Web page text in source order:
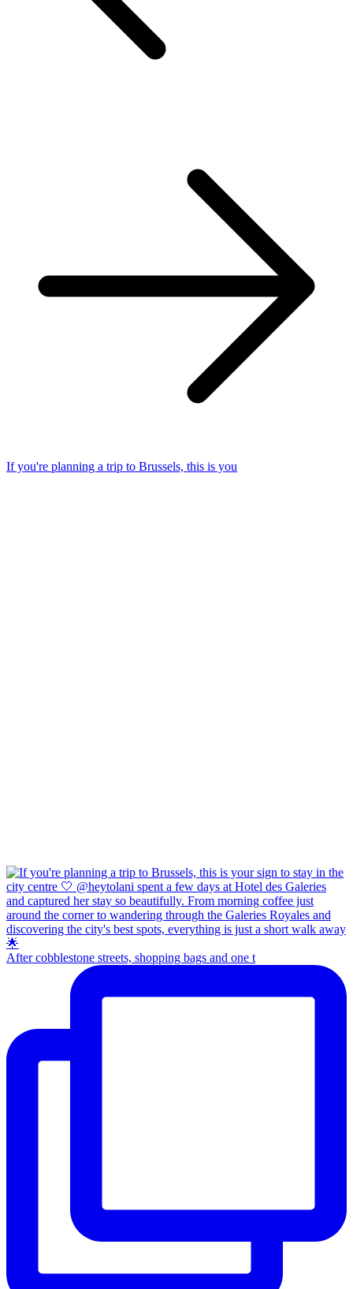
If you're planning a trip to Brussels, this is you
After cobblestone streets, shopping bags and one t